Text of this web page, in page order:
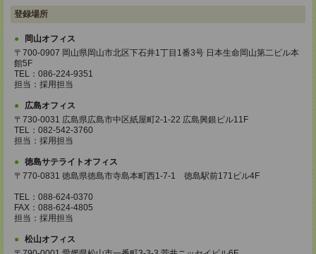
登録場所
岡山オフィス
〒700-0907 岡山県岡山市北区下石井1丁目1番3号 日本生命岡山第二ビル本
館5F
TEL：086-224-9351
担当：採用担当
広島オフィス
〒730-0031 広島県広島市中区紙屋町2-1-22 広島興銀ビル11F
TEL：082-542-3760
担当：採用担当
徳島サテライトオフィス
〒770-0831 徳島県徳島市寺島本町西1-7-1 徳島駅前171ビル4F
TEL：088-624-0370
FAX：088-624-4805
担当：採用担当
松山オフィス